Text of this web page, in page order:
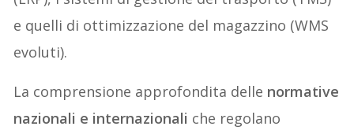
e quelli di ottimizzazione del magazzino (WMS
evoluti).
La comprensione approfondita delle normative
nazionali e internazionali che regolano